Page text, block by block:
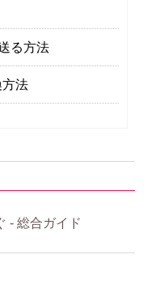
る方法
方法
- 総合ガイド